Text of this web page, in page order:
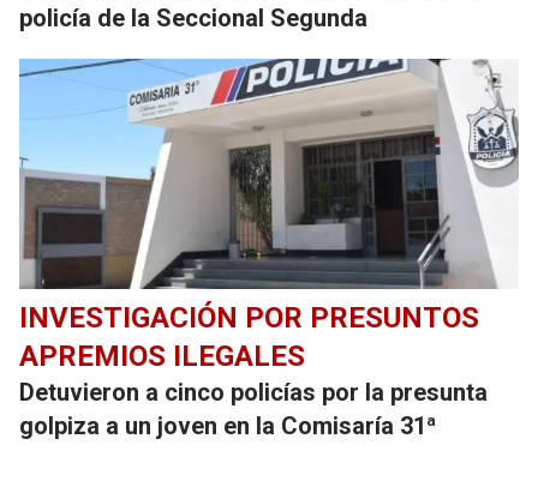
policía de la Seccional Segunda
INVESTIGACIÓN POR PRESUNTOS
APREMIOS ILEGALES
Detuvieron a cinco policías por la presunta
golpiza a un joven en la Comisaría 31ª